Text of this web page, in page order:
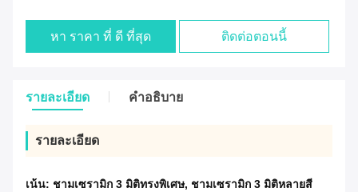
หา ราคา ที่ ดี ที่สุด ติดต่อตอนนี้
รายละเอียด คําอธิบาย
รายละเอียด
เน้น: ชามเซรามิก 3 มิติทรงพิเศษ, ชามเซรามิก 3 มิติหลายสี